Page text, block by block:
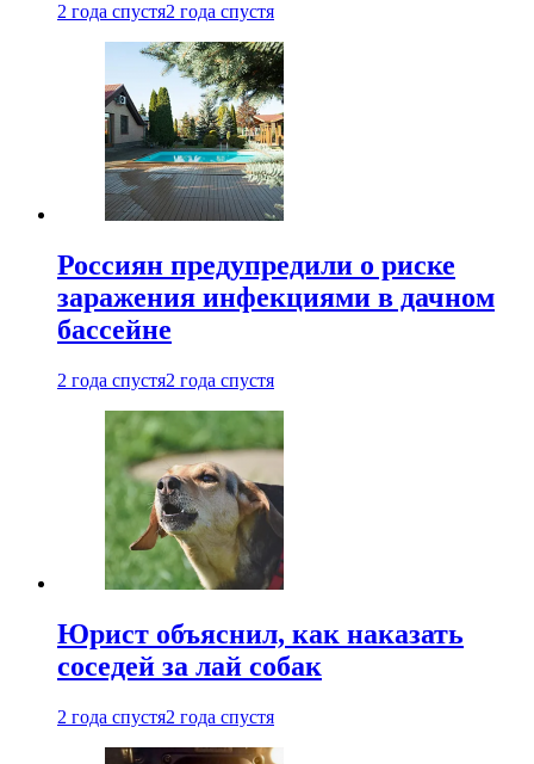
2 года спустя2 года спустя
Россиян предупредили о риске
заражения инфекциями в дачном
бассейне
2 года спустя2 года спустя
Юрист объяснил, как наказать
соседей за лай собак
2 года спустя2 года спустя